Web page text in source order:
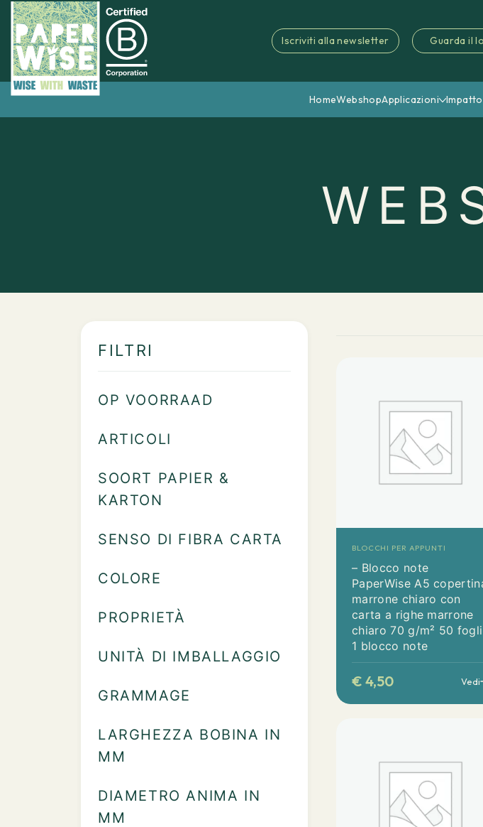
Iscriviti alla newsletter Guarda il
HomeWebshopApplicazioni
FILTRI
OP VOORRAAD
ARTICOLI
SOORT PAPIER &
KARTON
SENSO DI FIBRA CARTA
COLORE
PROPRIETÀ
UNITÀ DI IMBALLAGGIO
GRAMMAGE
LARGHEZZA BOBINA IN
MM
DIAMETRO ANIMA IN
MM
BLOCCHI PER APPUNTI
– Blocco note
PaperWise A5
marrone chiaro con
carta a righe marrone
chiaro 70 g/m² 50 fogli
1 blocco note
€ 4,50 Vedi